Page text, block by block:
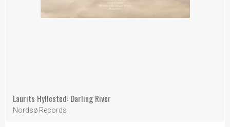
Laurits Hyllested: Darling River
Nordsø Records